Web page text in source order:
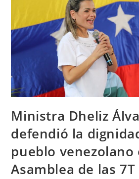
Ministra Dheliz
defendió la
pueblo venezolano
Asamblea de las 7T